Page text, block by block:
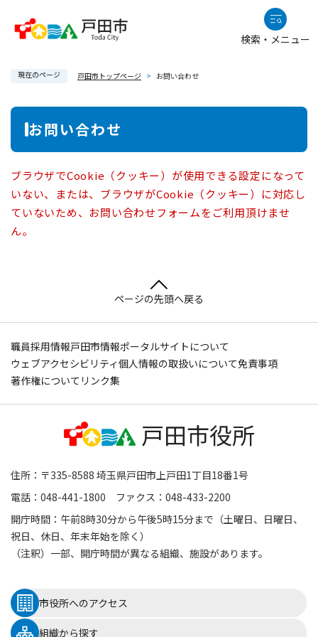
検索・メニュー
現在のページ 戸田市トップページ > お問い合わせ
本
お問い合わせ
ブラウザでCookie（クッキー）が使用できる設定になって
いない、または、ブラウザがCookie（クッキー）に対応し
ていないため、お問い合わせフォームをご利用頂けませ
ん。
ページの先頭へ戻る
職員採用情報戸田市情報ポータルサイトについて
ウェブアクセシビリティ個人情報の取扱いについて免責事項
著作権について リンク集
住所：〒335-8588 埼玉県戸田市上戸田1丁目18番1号
電話：048-441-1800 ファクス：048-433-2200
開庁時間：午前8時30分から午後5時15分まで（土曜日、日曜日、
祝日、休日、年末年始を除く）
（注釈）一部、開庁時間が異なる組織、施設があります。
市役所へのアクセス
組織から探す